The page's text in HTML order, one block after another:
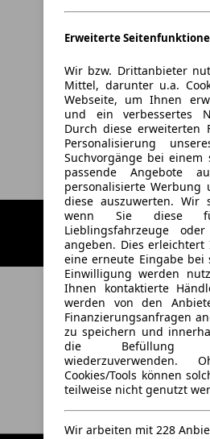
Erweiterte
Wir bzw. Drittanbieter
Mittel, darunter u.a.
Webseite, um Ihnen
und ein verbessertes
Durch diese erweiterten
Personalisierung
Suchvorgänge bei einem
passende Angebote
personalisierte
diese auszuwerten. Wir
wenn Sie diese für
Lieblingsfahrzeuge
angeben. Dies
eine erneute Eingabe
Einwilligung werden
Ihnen kontaktierte
werden von den
Finanzierungsanfragen
zu speichern und
die Befüllung
wiederzuverwenden.
Cookies/Tools können
teilweise nicht genutzt
Wir arbeiten mit 228